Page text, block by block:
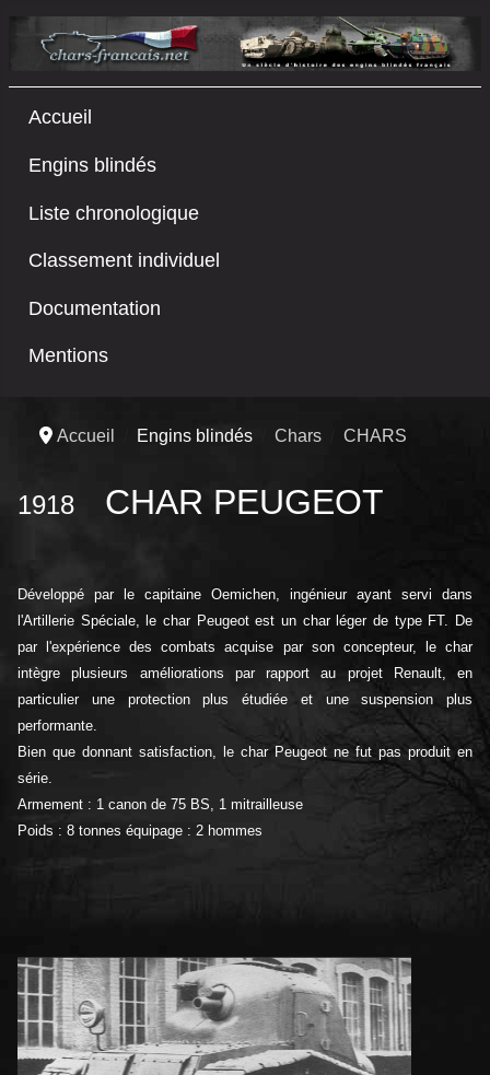
Accueil
Engins blindés
Liste chronologique
Classement individuel
Documentation
Mentions
Accueil Engins blindés Chars CHARS
1918 CHAR PEUGEOT
Développé par le capitaine Oemichen, ingénieur ayant servi dans
l'Artillerie Spéciale, le char Peugeot est un char léger de type FT. De
par l'expérience des combats acquise par son concepteur, le char
intègre plusieurs améliorations par rapport au projet Renault, en
particulier une protection plus étudiée et une suspension plus
performante.
Bien que donnant satisfaction, le char Peugeot ne fut pas produit en
série.
Armement : 1 canon de 75 BS, 1 mitrailleuse
Poids : 8 tonnes équipage : 2 hommes